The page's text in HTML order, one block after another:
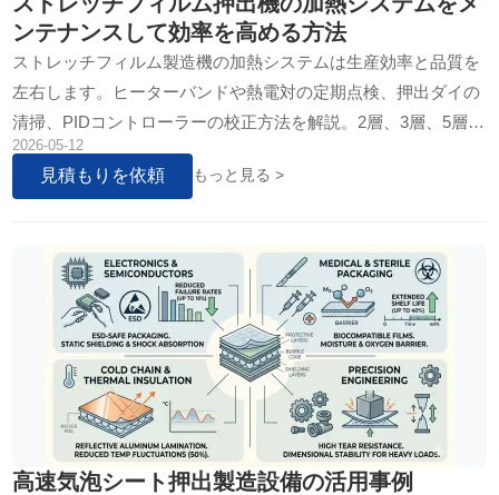
ンテナンスして効率を高める方法
ストレッチフィルム製造機の加熱システムは生産効率と品質を
左右します。ヒーターバンドや熱電対の定期点検、押出ダイの
清掃、PIDコントローラーの校正方法を解説。2層、3層、5層機
から半自動・全自動まで、すべてのラインに応用可能なメンテ
ナンス技術で…
2026-05-12
見積もりを依頼 もっと見る >
高速気泡シート押出製造設備の活用事例